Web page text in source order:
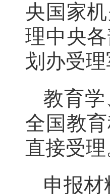
央国家
理中央
划办受
教育
全国教
直接受理
申报